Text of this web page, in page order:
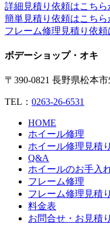
詳細見積り依頼
簡単見積り依頼
フレーム修理見積り
ボデーショップ・オキ
〒390-0821 長野県松本
TEL： 0263-26-6531
HOME
ホイール修理
ホイール修理見積
Q&A
ホイールのお手入
フレーム修理
フレーム修理見積
料金表
お問合せ・お見積り